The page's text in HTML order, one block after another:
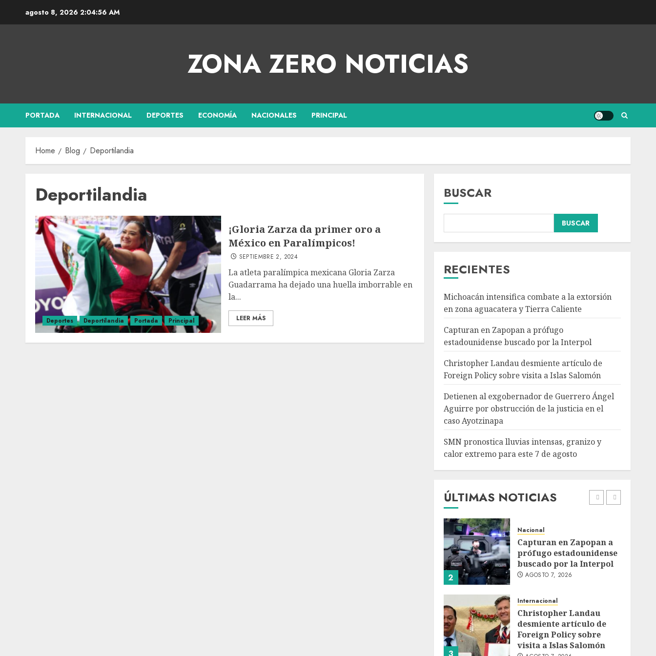
agosto 8, 2026 2:04:57 AM
ZONA ZERO NOTICIAS
PORTADA INTERNACIONAL DEPORTES ECONOMÍA NACIONALES PRINCIPAL
Home Blog Deportilandia
Deportilandia
Deportes Deportilandia Portada Principal
¡Gloria Zarza da primer oro a
México en Paralímpicos!
SEPTIEMBRE 2, 2024
La atleta paralímpica mexicana Gloria Zarza
Guadarrama ha dejado una huella imborrable en
la...
LEER MÁS
BUSCAR
BUSCAR
RECIENTES
Michoacán intensifica combate a la extorsión
en zona aguacatera y Tierra Caliente
Capturan en Zapopan a prófugo
estadounidense buscado por la Interpol
Christopher Landau desmiente artículo de
Foreign Policy sobre visita a Islas Salomón
Detienen al exgobernador de Guerrero Ángel
Aguirre por obstrucción de la justicia en el
caso Ayotzinapa
SMN pronostica lluvias intensas, granizo y
calor extremo para este 7 de agosto
ÚLTIMAS NOTICIAS
3
Christopher Landau
desmiente artículo de
4
Nacional Portada
Detienen al
exgobernador de
Guerrero Ángel Aguirre
por obstrucción de la
justicia en el caso
Ayotzinapa
AGOSTO 7, 2026
5
Nacional
SMN pronostica lluvias
intensas, granizo y calor
extremo para este 7 de
AGOSTO 7, 2026
1
Nacional
Michoacán intensifica
combate a la extorsión
Tierra Caliente
AGOSTO 7, 2026
2
Nacional
Capturan en Zapopan a
prófugo estadounidense
buscado por la Interpol
AGOSTO 7, 2026
Internacional
Christopher Landau
desmiente artículo de
Foreign Policy sobre
visita a Islas Salomón